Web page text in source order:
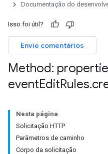
Documentação do
Isso foi útil?
Envie comentários
Method:
eventEditRules.
Nesta página
Solicitação HTTP
Parâmetros de caminho
Corpo da solicitação